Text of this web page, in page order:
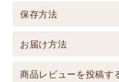
賞味期限
お届け商品とは異なります。
保存方法
保存方法
保存は避けてください。
お届け方法
配送方法
商品レビューを投稿す